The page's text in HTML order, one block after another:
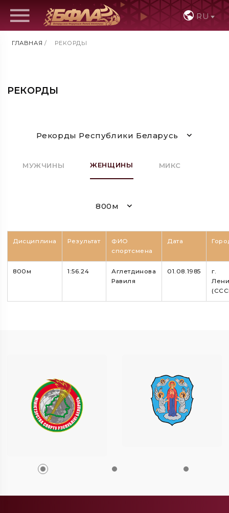
RU
ГЛАВНАЯ / РЕКОРДЫ
РЕКОРДЫ
Рекорды Республики Беларусь
МУЖЧИНЫ ЖЕНЩИНЫ МИКС
800м
Дисциплина Результат
ФИО
спортсмена
Дата
800м 1:56.24
Аглетдинова
Равиля
01.08.1985
г.